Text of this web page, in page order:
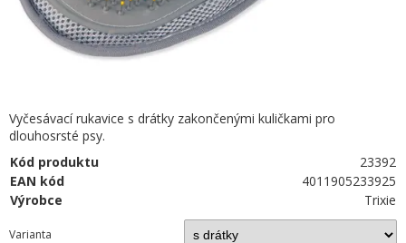
Vyčesávací rukavice s drátky zakončenými kuličkami pro
dlouhosrsté psy.
Kód produktu
23392
EAN kód
4011905233925
Výrobce
Trixie
Varianta